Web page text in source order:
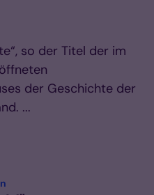
so der Titel der im
der Geschichte der
...